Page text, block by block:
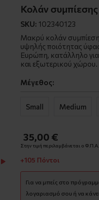
Κολάν
SKU: 102340123
Μακρύ κολάν
υψηλής ποιότητας
Ευρώπη, κατάλληλο
και εξωτερικού χώρου.
Μέγεθος:
Small Medium
35,00 €
Στην τιμή περιλαμβάνεται ο Φ.Π.Α.
+105 Πόντοι
Για να μπείς στο
λογαριασμό σου ή να